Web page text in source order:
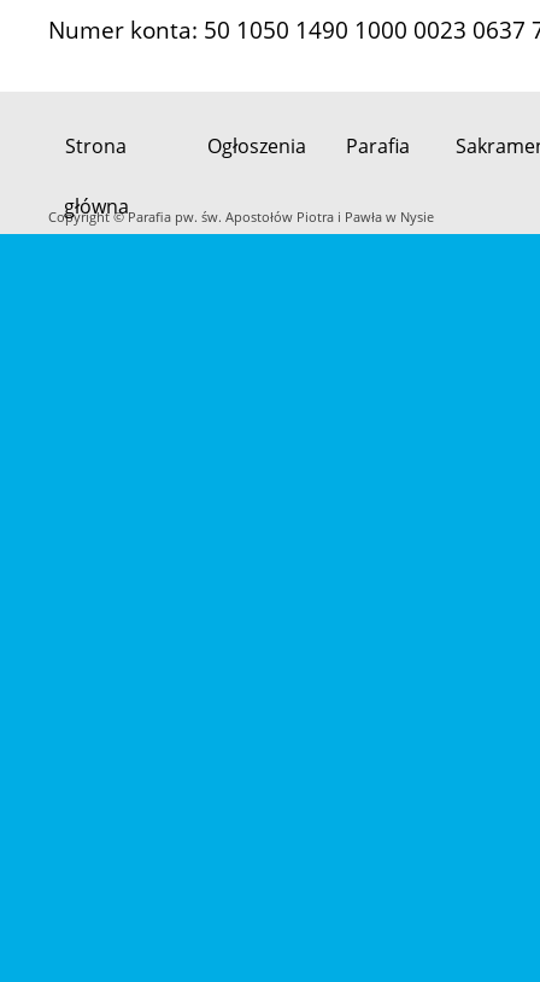
Numer konta: 50 1050 1490 1000 0023 0637
PrzeskoczStrona
główna
Ogłoszenia Parafia
Copyright © Parafia pw. św. Apostołów Piotra i Pawła w Nysie